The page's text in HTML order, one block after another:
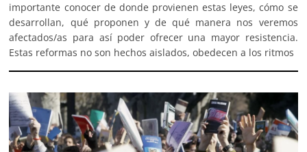
importante conocer de donde provienen estas leyes, cómo se
desarrollan, qué proponen y de qué manera nos veremos
afectados/as para así poder ofrecer una mayor resistencia.
Estas reformas no son hechos aislados, obedecen a los ritmos